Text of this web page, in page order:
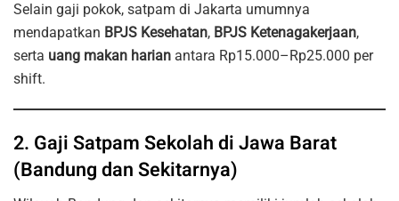
Selain gaji pokok, satpam di Jakarta umumnya
mendapatkan BPJS Kesehatan, BPJS Ketenagakerjaan,
serta uang makan harian antara Rp15.000–Rp25.000 per
shift.
2. Gaji Satpam Sekolah di Jawa Barat
(Bandung dan Sekitarnya)